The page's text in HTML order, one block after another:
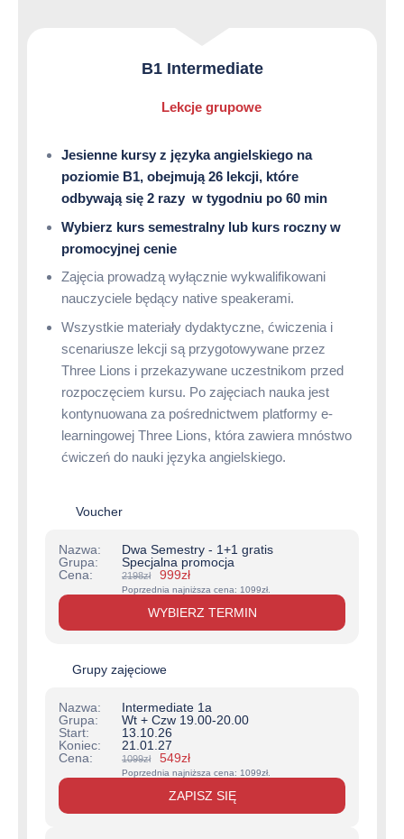
B1 Intermediate
Lekcje grupowe
Jesienne kursy z języka angielskiego na
poziomie B1, obejmują 26 lekcji, które
odbywają się 2 razy w tygodniu po 60 min
Wybierz kurs semestralny lub kurs roczny w
promocyjnej cenie
Zajęcia prowadzą wyłącznie wykwalifikowani
nauczyciele będący native speakerami.
Wszystkie materiały dydaktyczne, ćwiczenia i
scenariusze lekcji są przygotowywane przez
Three Lions i przekazywane uczestnikom przed
rozpoczęciem kursu. Po zajęciach nauka jest
kontynuowana za pośrednictwem platformy e-
learningowej Three Lions, która zawiera mnóstwo
ćwiczeń do nauki języka angielskiego.
Voucher
Dwa Semestry - 1+1 gratis
Specjalna promocja
2198zł
Pierwotna
cena
2198zł.
999złAktualna
cena
999zł.
Poprzednia najniższa cena: 1099zł
WYBIERZ TERMIN
Grupy zajęciowe
Intermediate 1a
Wt + Czw 19.00-20.00
13.10.26
21.01.27
1099zł
Pierwotna
cena
1099zł.
549złAktualna
cena
549zł.
Poprzednia najniższa cena: 1099zł
ZAPISZ SIĘ